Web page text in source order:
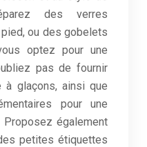
des verres
ou des gobelets
optez pour une
pas de fournir
à glaçons, ainsi que
pour une
Proposez également
petites étiquettes